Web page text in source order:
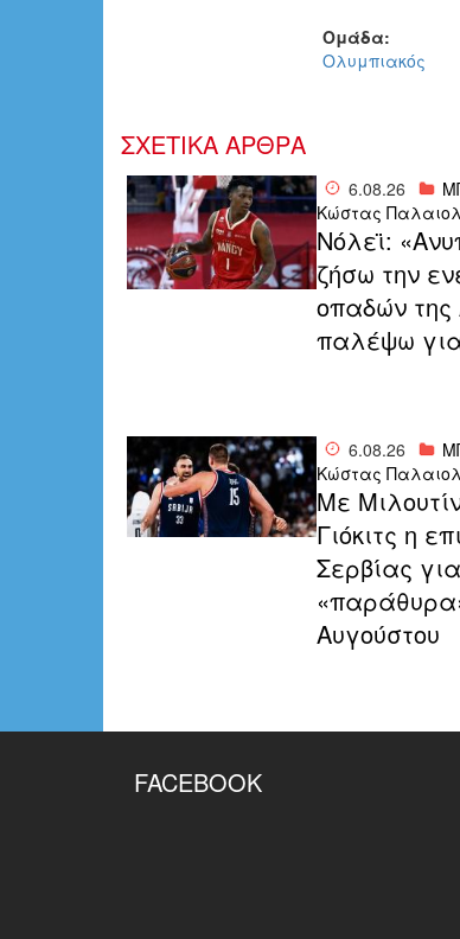
Ομάδα:
Ολυμπιακός
ΣΧΕΤΙΚΑ ΑΡΘΡΑ
6.08.26
Κώστας
Νόλεϊ:
ζήσω την
οπαδών
παλέψω για
6.08.26
Κώστας
Με
Γιόκιτς η
Σερβίας
Αυγούστου
FACEBOOK